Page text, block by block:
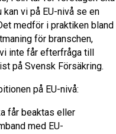
vi på EU-nivå se en
medför i praktiken bland
för branschen,
inte får efterfråga till
på Svensk Försäkring.
på EU-nivå:
får beaktas eller
med EU-